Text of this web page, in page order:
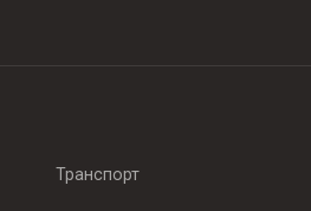
Транспорт